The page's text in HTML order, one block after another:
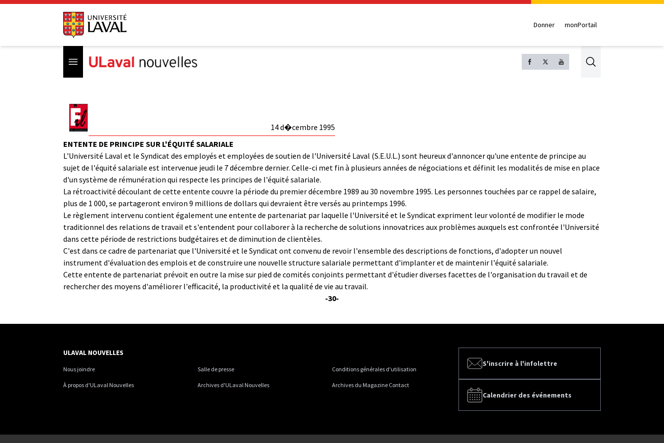
Donner monPortail
Open menu Search
14 d�cembre 1995
ENTENTE DE PRINCIPE SUR L'ÉQUITÉ SALARIALE
L'Université Laval et le Syndicat des employés et employées de soutien de l'Université Laval (S.E.U.L.) sont heureux d'annoncer qu'une entente de principe au
sujet de l'équité salariale est intervenue jeudi le 7 décembre dernier. Celle-ci met fin à plusieurs années de négociations et définit les modalités de mise en place
d'un système de rémunération qui respecte les principes de l'équité salariale.
La rétroactivité découlant de cette entente couvre la période du premier décembre 1989 au 30 novembre 1995. Les personnes touchées par ce rappel de salaire,
plus de 1 000, se partageront environ 9 millions de dollars qui devraient être versés au printemps 1996.
Le règlement intervenu contient également une entente de partenariat par laquelle l'Université et le Syndicat expriment leur volonté de modifier le mode
traditionnel des relations de travail et s'entendent pour collaborer à la recherche de solutions innovatrices aux problèmes auxquels est confrontée l'Université
dans cette période de restrictions budgétaires et de diminution de clientèles.
C'est dans ce cadre de partenariat que l'Université et le Syndicat ont convenu de revoir l'ensemble des descriptions de fonctions, d'adopter un nouvel
instrument d'évaluation des emplois et de construire une nouvelle structure salariale permettant d'implanter et de maintenir l'équité salariale.
Cette entente de partenariat prévoit en outre la mise sur pied de comités conjoints permettant d'étudier diverses facettes de l'organisation du travail et de
rechercher des moyens d'améliorer l'efficacité, la productivité et la qualité de vie au travail.
-30-
S'inscrire à l'infolettre
Calendrier des événements
ULAVAL NOUVELLES
Nous joindre Salle de presse Conditions générales d'utilisation
À propos d'ULaval Nouvelles Archives d'ULaval Nouvelles Archives du Magazine Contact